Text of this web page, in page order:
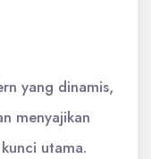
yang dinamis,
menyajikan
utama.